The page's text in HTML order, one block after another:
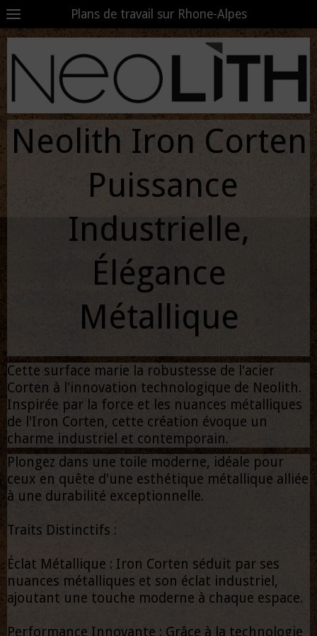
Plans de travail sur Rhone-Alpes
Neolith Iron Corten
Puissance
Industrielle,
Élégance
Métallique
Cette surface marie la robustesse de l'acier
Corten à l'innovation technologique de Neolith.
Inspirée par la force et les nuances métalliques
de l'Iron Corten, cette création évoque un
charme industriel et contemporain.
Plongez dans une toile moderne, idéale pour
ceux en quête d'une esthétique métallique alliée
à une durabilité exceptionnelle.
Traits Distinctifs :
Éclat Métallique : Iron Corten séduit par ses
nuances métalliques et son éclat industriel,
ajoutant une touche moderne à chaque espace.
Performance Innovante : Grâce à la technologie